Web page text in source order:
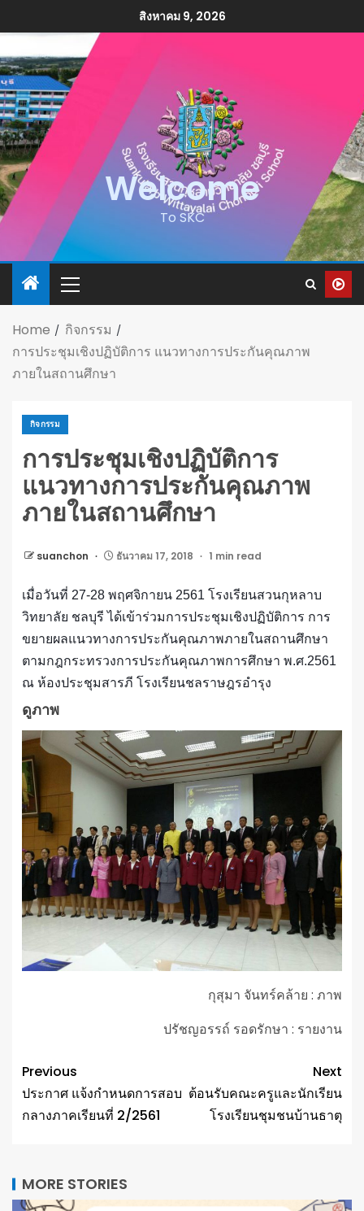
สิงหาคม 9, 2026
Welcome
To SKC
Home
กิจกรรม
การประชุมเชิงปฏิบัติการ แนวทางการประกันคุณภาพ
ภายในสถานศึกษา
กิจกรรม
การประชุมเชิงปฏิบัติการ
แนวทางการประกันคุณภาพ
ภายในสถานศึกษา
suanchon ธันวาคม 17, 2018 1 min read
เมื่อวันที่ 27-28 พฤศจิกายน 2561 โรงเรียนสวนกุหลาบ
วิทยาลัย ชลบุรี ได้เข้าร่วมการประชุมเชิงปฏิบัติการ การ
ขยายผลแนวทางการประกันคุณภาพภายในสถานศึกษา
ตามกฎกระทรวงการประกันคุณภาพการศึกษา พ.ศ.2561
ณ ห้องประชุมสารภี โรงเรียนชลราษฎรอำรุง
ดูภาพ
กุสุมา จันทร์คล้าย : ภาพ
ปรัชญอรรถ์ รอดรักษา : รายงาน
Previous
ประกาศ แจ้งกำหนดการสอบ
กลางภาคเรียนที่ 2/2561
Next
ต้อนรับคณะครูและนักเรียน
โรงเรียนชุมชนบ้านธาตุ
MORE STORIES